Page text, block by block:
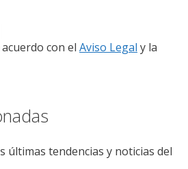
con el Aviso Legal y la
últimas tendencias y noticias del